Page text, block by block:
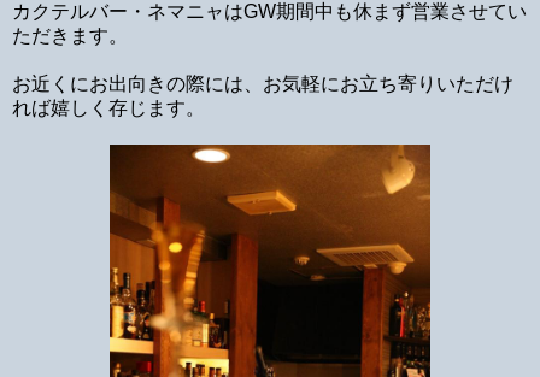
カクテルバー・ネマニャはGW期間中も休まず営業させてい
ただきます。
お近くにお出向きの際には、お気軽にお立ち寄りいただけ
れば嬉しく存じます。